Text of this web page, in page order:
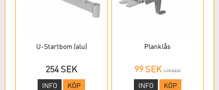
U-Startbom (alu)
254 SEK
INFO KÖP
Planklås
99 SEK 119 SEK
INFO KÖP